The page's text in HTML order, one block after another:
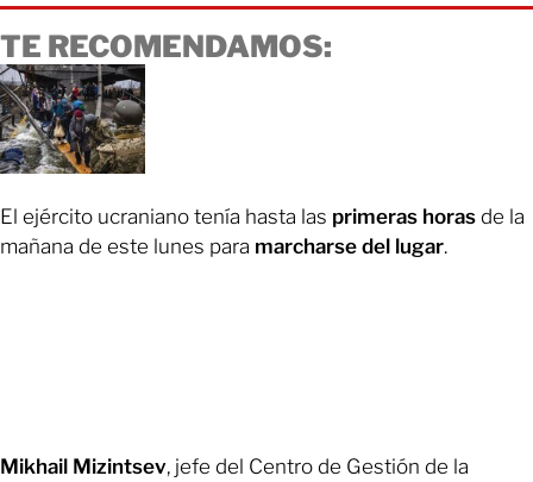
TE RECOMENDAMOS:
El ejército ucraniano tenía hasta las primeras horas de la
mañana de este lunes para marcharse del lugar.
Mikhail Mizintsev, jefe del Centro de Gestión de la